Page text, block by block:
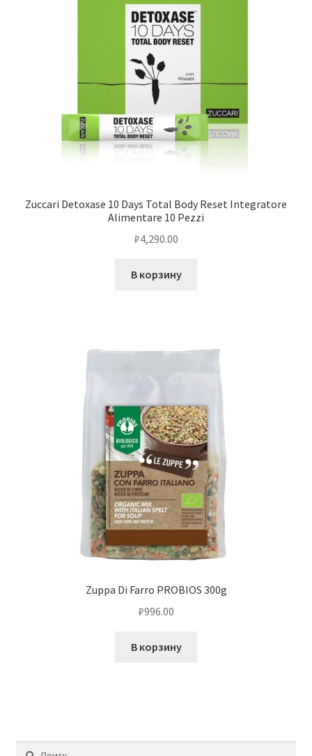
Zuccari Detoxase 10 Days Total Body Reset Integratore
Alimentare 10 Pezzi
₽4,290.00
В корзину
Zuppa Di Farro PROBIOS 300g
₽996.00
В корзину
Найти: